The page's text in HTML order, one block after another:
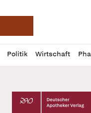
Deutsche
Politik Wirtschaft
Profil
öffnen
Daz
Pur
Deutscher Apotheker